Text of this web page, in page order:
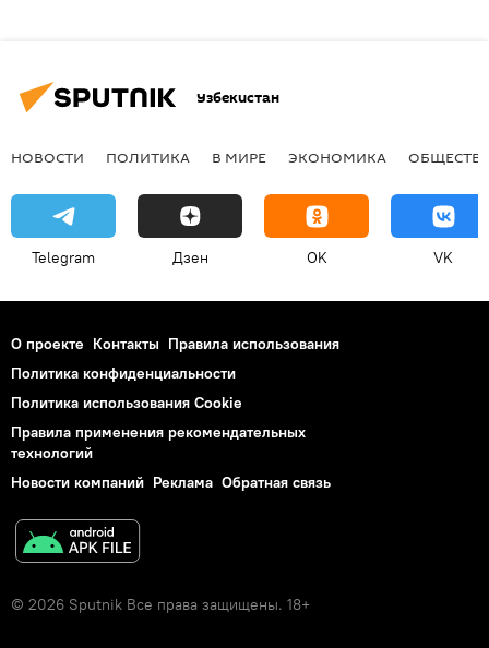
Узбекистан
НОВОСТИ ПОЛИТИКА В МИРЕ ЭКОНОМИКА
Telegram Дзен OK VK
О проекте Контакты Правила использования
Политика конфиденциальности
Политика использования Cookie
Правила применения рекомендательных
технологий
Новости компаний Реклама Обратная связь
© 2026 Sputnik Все права защищены. 18+